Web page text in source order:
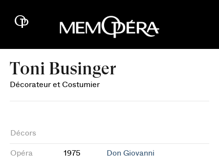
Toni Businger
Décorateur et Costumier
Décors
Opéra 1975 Don Giovanni